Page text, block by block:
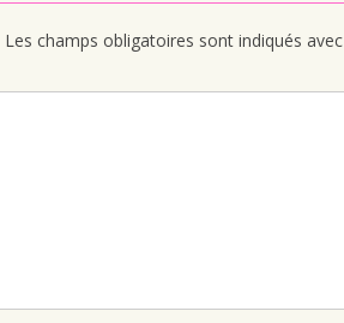
Les champs obligatoires sont indiqués avec